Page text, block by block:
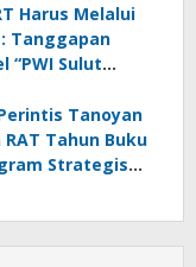
Harus Melalui
Tanggapan
Sulut
Tanoyan
Tahun Buku
Strategis